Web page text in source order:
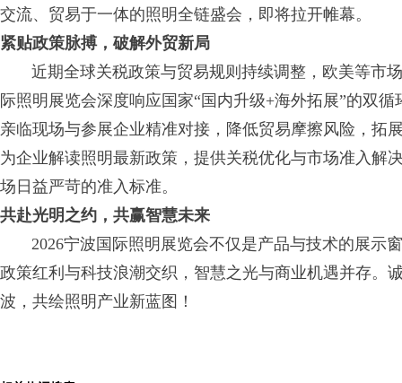
交流、贸易于一体的照明全链盛会，即将拉开帷幕。
紧贴政策脉搏，破解外贸新局
近期全球关税政策与贸易规则持续调整，欧美等市
际照明展览会深度响应国家“国内升级+海外拓展”的双
亲临现场与参展企业精准对接，降低贸易摩擦风险，拓
为企业解读照明最新政策，提供关税优化与市场准入解
场日益严苛的准入标准。
共赴光明之约，共赢智慧未来
2026宁波国际照明展览会不仅是产品与技术的展示
政策红利与科技浪潮交织，智慧之光与商业机遇并存。
波，共绘照明产业新蓝图！